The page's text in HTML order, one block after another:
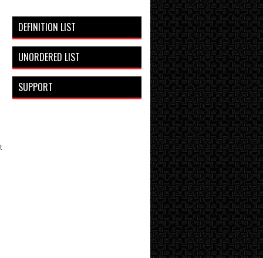
DEFINITION LIST
UNORDERED LIST
SUPPORT